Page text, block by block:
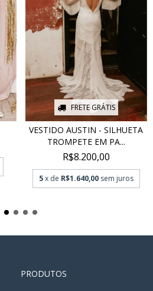
FRETE GRÁTIS
VESTIDO AUSTIN - SILHUETA
TROMPETE EM PA...
R$8.200,00
5x de R$1.640,00 sem juros
PRODUTOS